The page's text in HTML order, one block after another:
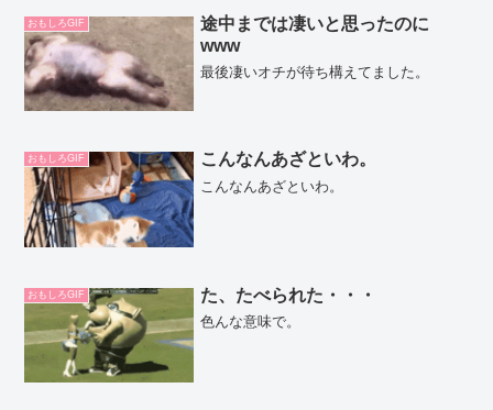
おもしろGIF
途中までは凄いと思ったのに
www
最後凄いオチが待ち構えてました。
おもしろGIF こんなんあざといわ。
こんなんあざといわ。
おもしろGIF た、たべられた・・・
色んな意味で。